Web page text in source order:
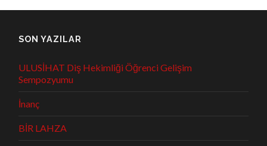
SON YAZILAR
ULUSİHAT Diş Hekimliği Öğrenci Gelişim
Sempozyumu
İnanç
BİR LAHZA